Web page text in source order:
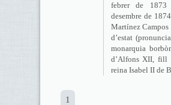
febrer de
desembre de
Martínez Campos
d’estat
monarquia
d’Alfons XII, fill
reina Isabel II de
1